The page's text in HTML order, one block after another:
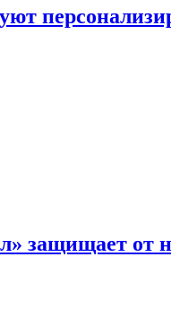
защищает от